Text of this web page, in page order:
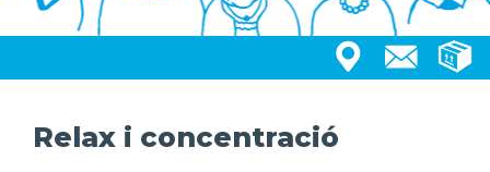
Relax i concentració